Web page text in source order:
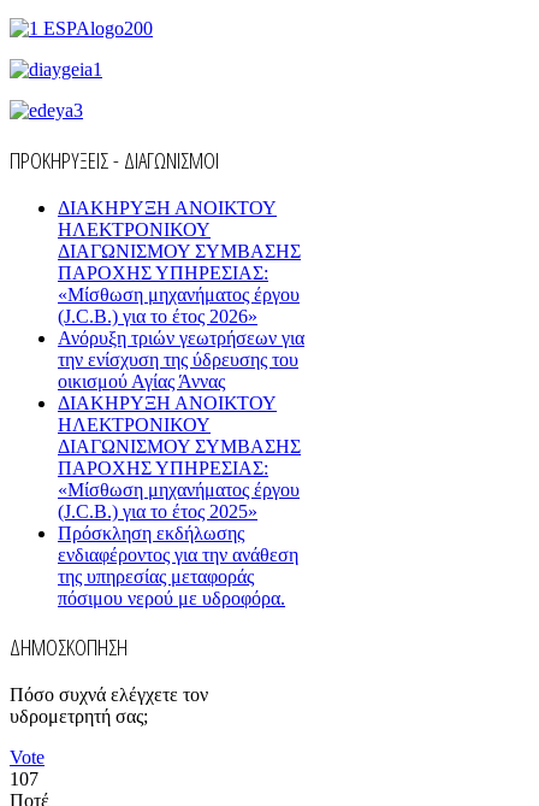
ΠΡΟΚΗΡΥΞΕΙΣ - ΔΙΑΓΩΝΙΣΜΟΙ
ΔΙΑΚΗΡΥΞΗ ΑΝΟΙΚΤΟΥ
ΗΛΕΚΤΡΟΝΙΚΟΥ
ΔΙΑΓΩΝΙΣΜΟΥ ΣΥΜΒΑΣΗΣ
ΠΑΡΟΧΗΣ ΥΠΗΡΕΣΙΑΣ:
«Μίσθωση μηχανήματος έργου
(J.C.B.) για το έτος 2026»
Ανόρυξη τριών γεωτρήσεων για
την ενίσχυση της ύδρευσης του
οικισμού Αγίας Άννας
ΔΙΑΚΗΡΥΞΗ ΑΝΟΙΚΤΟΥ
ΗΛΕΚΤΡΟΝΙΚΟΥ
ΔΙΑΓΩΝΙΣΜΟΥ ΣΥΜΒΑΣΗΣ
ΠΑΡΟΧΗΣ ΥΠΗΡΕΣΙΑΣ:
«Μίσθωση μηχανήματος έργου
(J.C.B.) για το έτος 2025»
Πρόσκληση εκδήλωσης
ενδιαφέροντος για την ανάθεση
της υπηρεσίας μεταφοράς
πόσιμου νερού με υδροφόρα.
ΔΗΜΟΣΚΟΠΗΣΗ
Πόσο συχνά ελέγχετε τον
υδρομετρητή σας;
Vote
107
Ποτέ